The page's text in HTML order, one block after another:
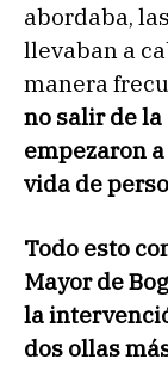
abordaba,
llevaban a
manera
no salir de la
empezaron
vida de
Todo esto
Mayor de
la
dos ollas